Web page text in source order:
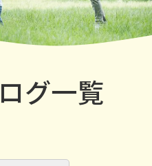
グ一覧